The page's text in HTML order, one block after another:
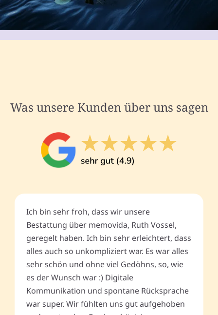
Was unsere Kunden über uns sagen
Ich bin sehr froh, dass wir unsere
Bestattung über memovida, Ruth Vossel,
geregelt haben. Ich bin sehr erleichtert, dass
alles auch so unkompliziert war. Es war alles
sehr schön und ohne viel Gedöhns, so, wie
es der Wunsch war :) Digitale
Kommunikation und spontane Rücksprache
war super. Wir fühlten uns gut aufgehoben